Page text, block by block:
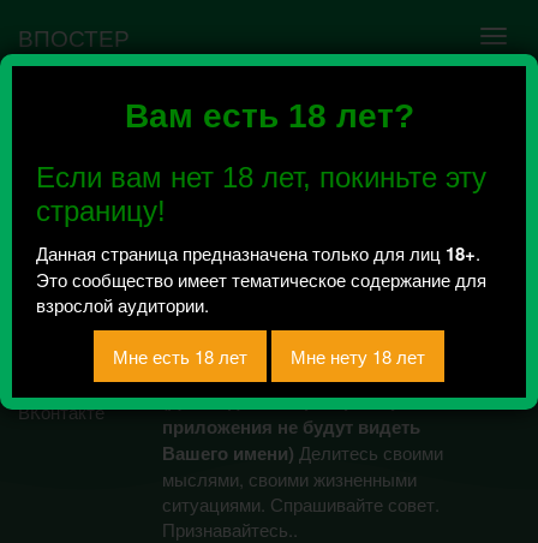
Вам есть 18 лет?
Если вам нет 18 лет, покиньте эту
страницу!
Данная страница предназначена только для лиц 18+.
Это сообщество имеет тематическое содержание для
взрослой аудитории.
ВПОСТЕР
Ошибка VK API #5
сообщества нужно авторизоваться на сервисе
повторно.
Лесби шепот
/ Рейтинг 0
АНОНИМНО!
(Даже администраторы и работники
приложения не будут видеть
Вашего имени) Делитесь своими
мыслями, своими жизненными
ситуациями. Спрашивайте совет.
Признавайтесь..